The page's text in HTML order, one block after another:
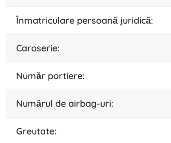
înmatriculare persoană juridică:
caroserie:
număr portiere:
numărul de airbag-uri:
greutate: